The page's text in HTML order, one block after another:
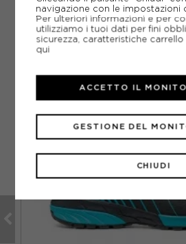
CONSIGLIATI
navigazione con le impostazioni
Per ulteriori informazioni e per
utilizziamo i tuoi dati per fini
sicurezza, caratteristiche
qui
CHIUDI
GESTIONE DEL
ACCETTO IL